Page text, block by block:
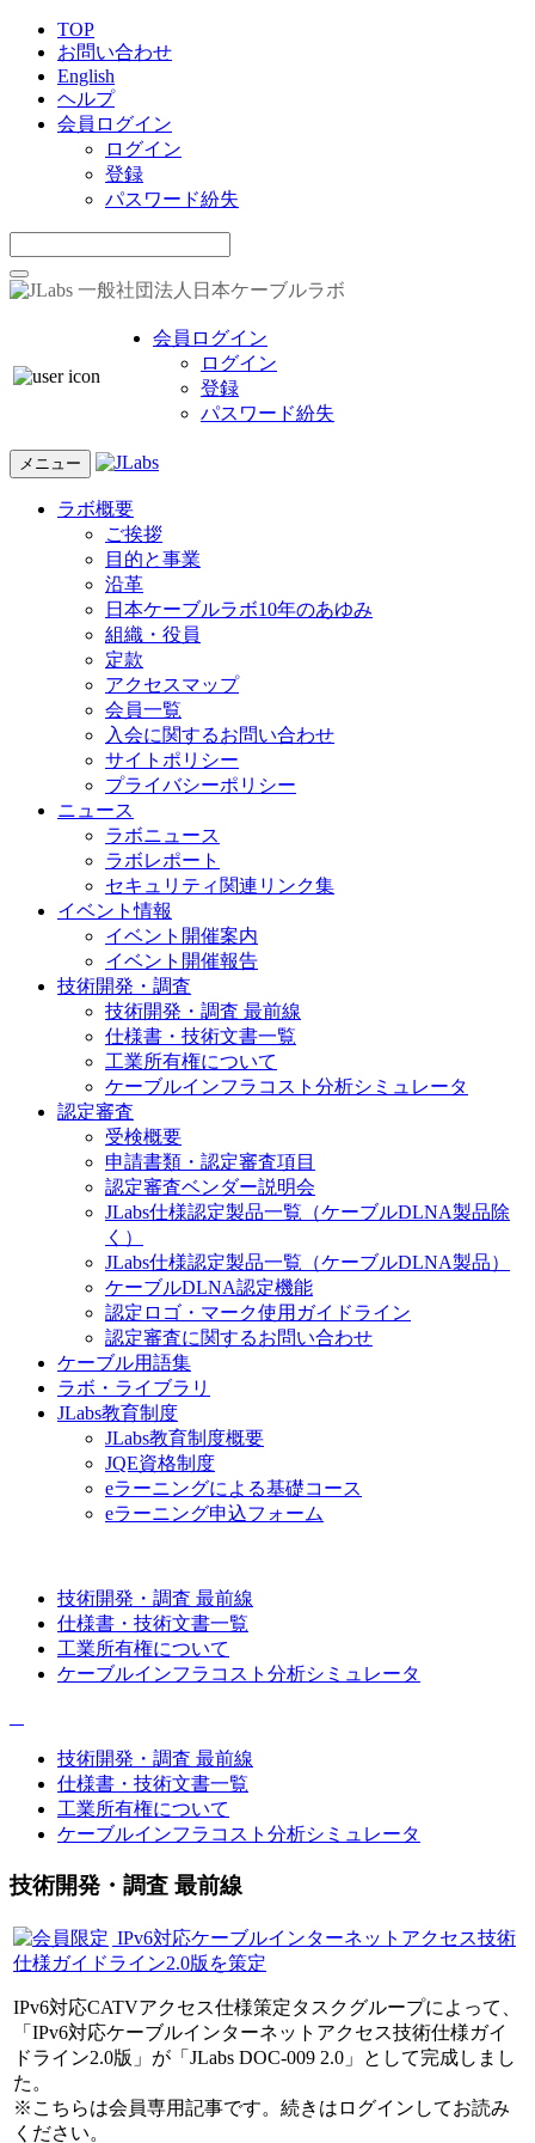
TOP
お問い合わせ
English
ヘルプ
会員ログイン
ログイン
登録
パスワード紛失
一般社団法人日本ケーブルラボ
会員ログイン
ログイン
登録
パスワード紛失
メニュー
ラボ概要
ご挨拶
目的と事業
沿革
日本ケーブルラボ10年のあゆみ
組織・役員
定款
アクセスマップ
会員一覧
入会に関するお問い合わせ
サイトポリシー
プライバシーポリシー
ニュース
ラボニュース
ラボレポート
セキュリティ関連リンク集
イベント情報
イベント開催案内
イベント開催報告
技術開発・調査
技術開発・調査 最前線
仕様書・技術文書一覧
工業所有権について
ケーブルインフラコスト分析シミュレータ
認定審査
受検概要
申請書類・認定審査項目
認定審査ベンダー説明会
JLabs仕様認定製品一覧（ケーブルDLNA製品除
く）
JLabs仕様認定製品一覧（ケーブルDLNA製品）
ケーブルDLNA認定機能
認定ロゴ・マーク使用ガイドライン
認定審査に関するお問い合わせ
ケーブル用語集
ラボ・ライブラリ
JLabs教育制度
JLabs教育制度概要
JQE資格制度
eラーニングによる基礎コース
eラーニング申込フォーム
技術開発・調査 最前線
仕様書・技術文書一覧
工業所有権について
ケーブルインフラコスト分析シミュレータ
技術開発・調査 最前線
仕様書・技術文書一覧
工業所有権について
ケーブルインフラコスト分析シミュレータ
技術開発・調査 最前線
IPv6対応ケーブルインターネットアクセス技術
仕様ガイドライン2.0版を策定
IPv6対応CATVアクセス仕様策定タスクグループによって、
「IPv6対応ケーブルインターネットアクセス技術仕様ガイ
ドライン2.0版」が「JLabs DOC-009 2.0」として完成しまし
た。
※こちらは会員専用記事です。続きはログインしてお読み
ください。